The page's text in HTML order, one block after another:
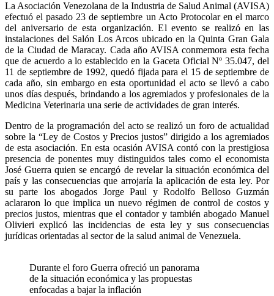
La Asociación Venezolana de la Industria de Salud Animal (AVISA)
efectuó el pasado 23 de septiembre un Acto Protocolar en el marco
del aniversario de esta organización. El evento se realizó en las
instalaciones del Salón Los Arcos ubicado en la Quinta Gran Gala
de la Ciudad de Maracay. Cada año AVISA conmemora esta fecha
que de acuerdo a lo establecido en la Gaceta Oficial Nº 35.047, del
11 de septiembre de 1992, quedó fijada para el 15 de septiembre de
cada año, sin embargo en esta oportunidad el acto se llevó a cabo
unos días después, brindando a los agremiados y profesionales de la
Medicina Veterinaria una serie de actividades de gran interés.
Dentro de la programación del acto se realizó un foro de actualidad
sobre la “Ley de Costos y Precios justos” dirigido a los agremiados
de esta asociación. En esta ocasión AVISA contó con la prestigiosa
presencia de ponentes muy distinguidos tales como el economista
José Guerra quien se encargó de revelar la situación económica del
país y las consecuencias que arrojaría la aplicación de esta ley. Por
su parte los abogados Jorge Paul y Rodolfo Belloso Guzmán
aclararon lo que implica un nuevo régimen de control de costos y
precios justos, mientras que el contador y también abogado Manuel
Olivieri explicó las incidencias de esta ley y sus consecuencias
jurídicas orientadas al sector de la salud animal de Venezuela.
Durante el foro Guerra ofreció un panorama
de la situación económica y las propuestas
enfocadas a bajar la inflación